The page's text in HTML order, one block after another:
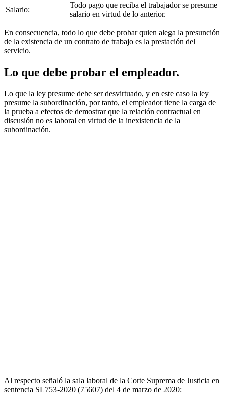
Salario:
Todo pago que reciba el trabajador se presume
salario en virtud de lo anterior.
En consecuencia, todo lo que debe probar quien alega la presunción
de la existencia de un contrato de trabajo es la prestación del
servicio.
Lo que debe probar el empleador.
Lo que la ley presume debe ser desvirtuado, y en este caso la ley
presume la subordinación, por tanto, el empleador tiene la carga de
la prueba a efectos de demostrar que la relación contractual en
discusión no es laboral en virtud de la inexistencia de la
subordinación.
Al respecto señaló la sala laboral de la Corte Suprema de Justicia en
sentencia SL753-2020 (75607) del 4 de marzo de 2020: